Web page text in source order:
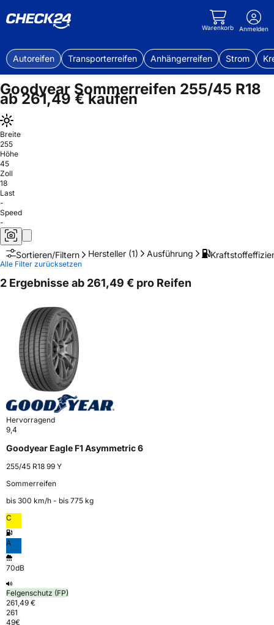
Warenkorb Anmelden
Autoreifen Transporterreifen Anhängerreifen Strom
Goodyear Sommerreifen 255/45 R18
ab 261,49 € kaufen
Breite
255
Höhe
45
Zoll
18
Last
-
Speed
-
Sortieren/Filtern Hersteller (1) Ausführung
Alle Filter zurücksetzen
2 Ergebnisse ab 261,49 € pro Reifen
Hervorragend
9,4
Goodyear Eagle F1 Asymmetric 6
255/45 R18 99 Y
Sommerreifen
bis 300 km⁠/⁠h - bis 775 kg
C
A
70dB
Felgenschutz (FP)
261,49 €
261
49€